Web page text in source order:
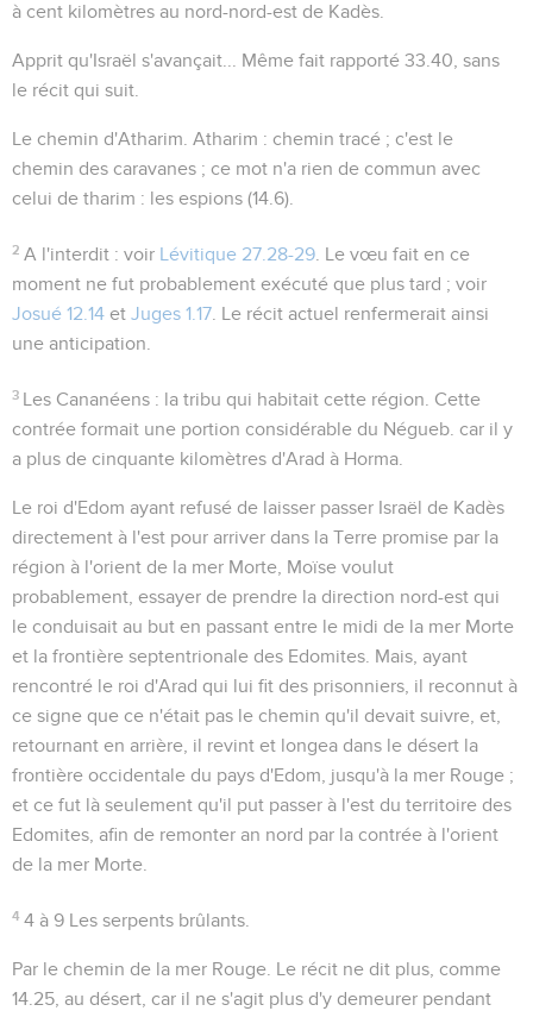
à cent kilomètres au nord-nord-est de Kadès.
Apprit qu'Israël s'avançait... Même fait rapporté 33.40 , sans
le récit qui suit.
Le chemin d'Atharim . Atharim : chemin tracé ; c'est le
chemin des caravanes ; ce mot n'a rien de commun avec
celui de tharim : les espions (14.6).
2 A l'interdit : voir Lévitique 27.28-29 . Le vœu fait en ce
moment ne fut probablement exécuté que plus tard ; voir
Josué 12.14 et Juges 1.17 . Le récit actuel renfermerait ainsi
une anticipation.
3 Les Cananéens : la tribu qui habitait cette région. Cette
contrée formait une portion considérable du Négueb. car il y
a plus de cinquante kilomètres d'Arad à Horma.
Le roi d'Edom ayant refusé de laisser passer Israël de Kadès
directement à l'est pour arriver dans la Terre promise par la
région à l'orient de la mer Morte, Moïse voulut
probablement, essayer de prendre la direction nord-est qui
le conduisait au but en passant entre le midi de la mer Morte
et la frontière septentrionale des Edomites. Mais, ayant
rencontré le roi d'Arad qui lui fit des prisonniers, il reconnut à
ce signe que ce n'était pas le chemin qu'il devait suivre, et,
retournant en arrière, il revint et longea dans le désert la
frontière occidentale du pays d'Edom, jusqu'à la mer Rouge ;
et ce fut là seulement qu'il put passer à l'est du territoire des
Edomites, afin de remonter an nord par la contrée à l'orient
de la mer Morte.
4 4 à 9 Les serpents brûlants.
Par le chemin de la mer Rouge . Le récit ne dit plus, comme
14.25 au désert , car il ne s'agit plus d'y demeurer pendant